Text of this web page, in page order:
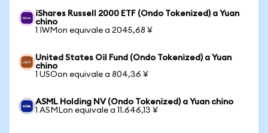
iShares Russell 2000 ETF (Ondo Tokenized) a Yuan
chino
1 IWMon equivale a 2045,68 ¥
United States Oil Fund (Ondo Tokenized) a Yuan
chino
1 USOon equivale a 804,36 ¥
ASML Holding NV (Ondo Tokenized) a Yuan chino
1 ASMLon equivale a 11.646,13 ¥